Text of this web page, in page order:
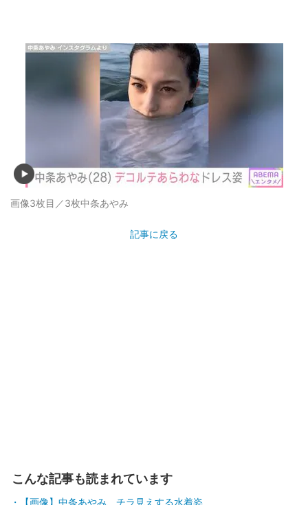
画像3枚目／3枚中条あやみ
記事に戻る
こんな記事も読まれています
【画像】中条あやみ、チラ見えする水着姿